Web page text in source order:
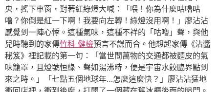
央，搖下車窗，對著紅綠燈大喊：「喂！你為什麼咕嚕咕
嚕？你倒是紅一下啊！我要向左轉！綠燈沒用啊！」廖沾沾
感覺到一陣心悸。這種氣味，這種不祥的「咕嚕」聲，與他
兒時聽到的家傳竹科 健檢預言不謀而合。他想起家傳《沾醬
秘笈》裡記載的第一句：「當世間萬物的交通都被麵皮的氣
味籠罩，且燈號恒綠、聲如湯沸時，便是宇宙水餃臨界點到
來之時。」「七點五個地球年…怎麼這麼快？」廖沾沾猛地